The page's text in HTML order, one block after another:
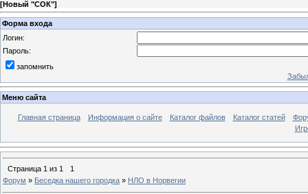
[Новый "СОК"]
Форма входа
Логин:
Пароль:
запомнить
Меню сайта
Главная страница Информация о сайте Каталог файлов Каталог статей
Страница 1 из 1
1
Форум » Беседка нашего городка » НЛО в Норвегии